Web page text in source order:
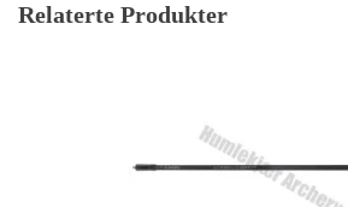
Relaterte Produkter